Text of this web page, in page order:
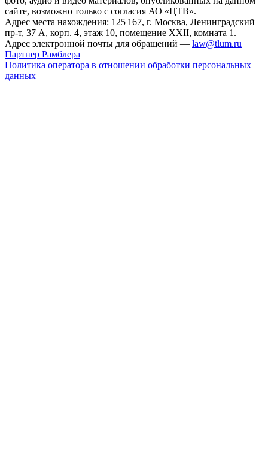
сайте, возможно только с согласия АО «ЦТВ».
Адрес места нахождения: 125 167, г. Москва, Ленинградский
пр-т, 37 А, корп. 4, этаж 10, помещение XXII, комната 1.
Адрес электронной почты для обращений — law@tlum.ru
Партнер Рамблера
Политика оператора в отношении обработки персональных
данных